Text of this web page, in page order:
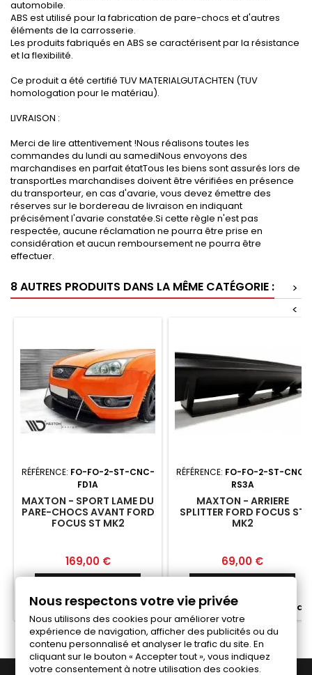
automobile.
ABS est utilisé pour la fabrication de pare-chocs et d'autres
éléments de la carrosserie.
Les produits fabriqués en ABS se caractérisent par la résistance
et la flexibilité.
Ce produit a été certifié TUV MATERIALGUTACHTEN (TUV
homologation pour le matériau).
LIVRAISON :
Merci de lire attentivement !Nous réalisons toutes les
commandes du lundi au samediNous envoyons des
marchandises en parfait étatTous les biens sont assurés lors de
transportLes marchandises doivent être vérifiées en présence
du transporteur, en cas d'avarie, vous devez émettre des
réserves sur le bordereau de livraison en indiquant
précisément l'avarie constatée.Si cette règle n'est pas
respectée, aucune réclamation ne pourra être prise en
considération et aucun remboursement ne pourra être
effectuer.
8 AUTRES PRODUITS DANS LA MÊME CATÉGORIE :
>
<
RÉFÉRENCE: FO-FO-2-ST-CNC-
FD1A
MAXTON - SPORT LAME DU
PARE-CHOCS AVANT FORD
FOCUS ST MK2
Prix
169,00 €
Fabriqué a la commande
RÉFÉRENCE: FO-FO-2-ST-CNC-
RS3A
MAXTON - ARRIERE
SPLITTER FORD FOCUS ST
MK2
Prix
69,00 €
Fabriqué a la commande
Nous respectons votre vie privée
Nous utilisons des cookies pour améliorer votre
expérience de navigation, afficher des publicités ou du
contenu personnalisé et analyser le trafic du site. En
cliquant sur le bouton « Accepter tout », vous indiquez
votre consentement à notre utilisation des cookies.